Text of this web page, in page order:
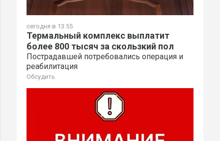
сегодня в 13:55
Термальный комплекс выплатит
более 800 тысяч за скользкий пол
Пострадавшей потребовались операция и
реабилитация
Обсудить